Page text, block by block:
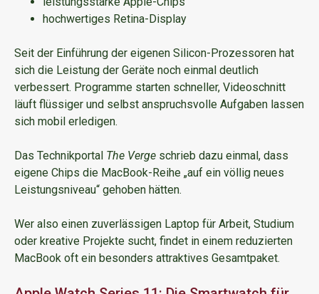
hochwertiges Retina-Display
Seit der Einführung der eigenen Silicon-Prozessoren hat
sich die Leistung der Geräte noch einmal deutlich
verbessert. Programme starten schneller, Videoschnitt
läuft flüssiger und selbst anspruchsvolle Aufgaben lassen
sich mobil erledigen.
Das Technikportal The Verge schrieb dazu einmal, dass
eigene Chips die MacBook-Reihe „auf ein völlig neues
Leistungsniveau“ gehoben hätten.
Wer also einen zuverlässigen Laptop für Arbeit, Studium
oder kreative Projekte sucht, findet in einem reduzierten
MacBook oft ein besonders attraktives Gesamtpaket.